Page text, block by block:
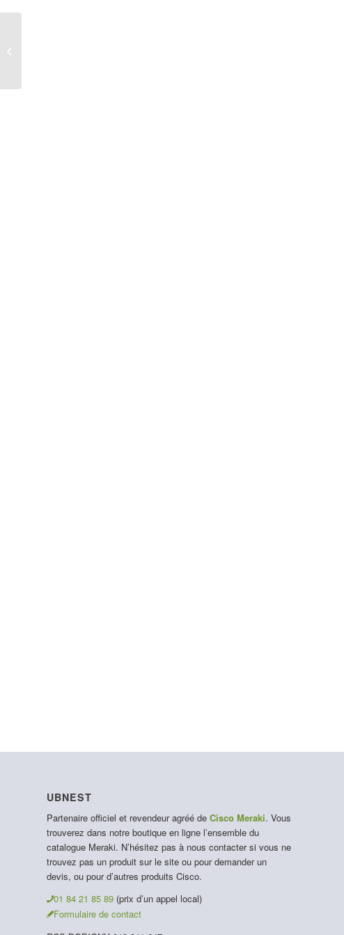
UBNEST
Partenaire officiel et revendeur agréé de Cisco Meraki. Vous
trouverez dans notre boutique en ligne l’ensemble du
catalogue Meraki. N’hésitez pas à nous contacter si vous ne
trouvez pas un produit sur le site ou pour demander un
devis, ou pour d’autres produits Cisco.
01 84 21 85 89 (prix d’un appel local)
Formulaire de contact